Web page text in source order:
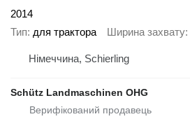
2014
Тип для трактора Ширина захвату
Німеччина, Schierling
Schütz Landmaschinen OHG